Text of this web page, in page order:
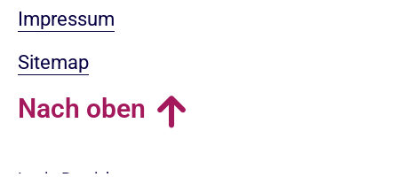
Impressum
Sitemap
Nach oben